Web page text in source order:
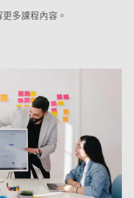
多課程內容。